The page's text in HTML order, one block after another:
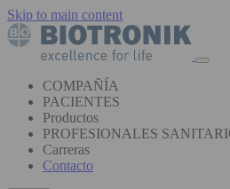
Skip to main content
COMPAÑÍA
PACIENTES
Productos
PROFESIONALES
Carreras
Contacto